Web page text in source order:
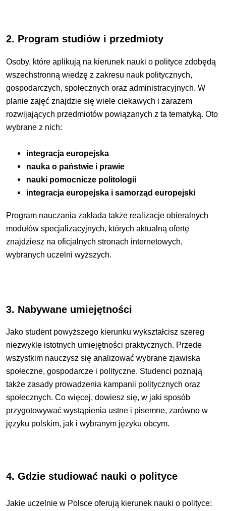
2. Program studiów i przedmioty
Osoby, które aplikują na kierunek nauki o polityce zdobędą
wszechstronną wiedzę z zakresu nauk politycznych,
gospodarczych, społecznych oraz administracyjnych. W
planie zajęć znajdzie się wiele ciekawych i zarazem
rozwijających przedmiotów powiązanych z ta tematyką. Oto
wybrane z nich:
integracja europejska
nauka o państwie i prawie
nauki pomocnicze politologii
integracja europejska i samorząd europejski
Program nauczania zakłada także realizacje obieralnych
modułów specjalizacyjnych, których aktualną ofertę
znajdziesz na oficjalnych stronach internetowych,
wybranych uczelni wyższych.
3. Nabywane umiejętności
Jako student powyższego kierunku wykształcisz szereg
niezwykle istotnych umiejętności praktycznych. Przede
wszystkim nauczysz się analizować wybrane zjawiska
społeczne, gospodarcze i polityczne. Studenci poznają
także zasady prowadzenia kampanii politycznych oraz
społecznych. Co więcej, dowiesz się, w jaki sposób
przygotowywać wystąpienia ustne i pisemne, zarówno w
języku polskim, jak i wybranym języku obcym.
4. Gdzie studiować nauki o polityce
Jakie uczelnie w Polsce oferują kierunek nauki o polityce: